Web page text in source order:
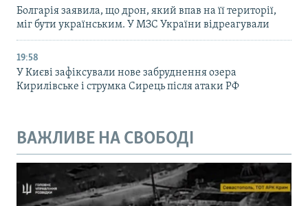
Болгарія заявила, що дрон, який впав на її території,
міг бути українським. У МЗС України відреагували
19:58
У Києві зафіксували нове забруднення озера
Кирилівське і струмка Сирець після атаки РФ
ВАЖЛИВЕ НА СВОБОДІ